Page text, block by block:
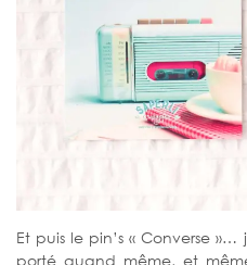
Et puis le pin’s « Converse
porté quand même, et